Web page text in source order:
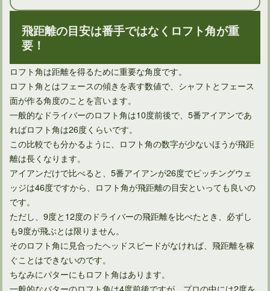
ゴルフ練習場だけ打てない場合はすぐに修正することができる
飛距離の目安は番手ではなくロフト角が重
要！
ロフト角は距離を得るために重要な角度です。
ロフト角とはフェースの傾きを表す数値で、シャフトとフェース
面が作る角度のことを言います。
一般的なドライバーのロフト角は10度前後で、5番アイアンであ
ればロフト角は26度くらいです。
この比較でも分かるように、ロフト角の数字が少ないほうが飛距
離は長くなります。
アイアンだけで比べると、5番アイアンが26度でピッチングウェ
ッジは46度ですから、ロフト角が飛距離の目安といっても良いの
です。
ただし、9度と12度のドライバーの飛距離を比べたとき、必ずし
も9度が飛ぶとは限りません。
そのロフト角に見合ったヘッドスピードがなければ、飛距離を稼
ぐことはできないのです。
ちなみにパターにもロフト角はあります。
一般的なパターのロフト角は4度前後ですが、プロの中には2度を